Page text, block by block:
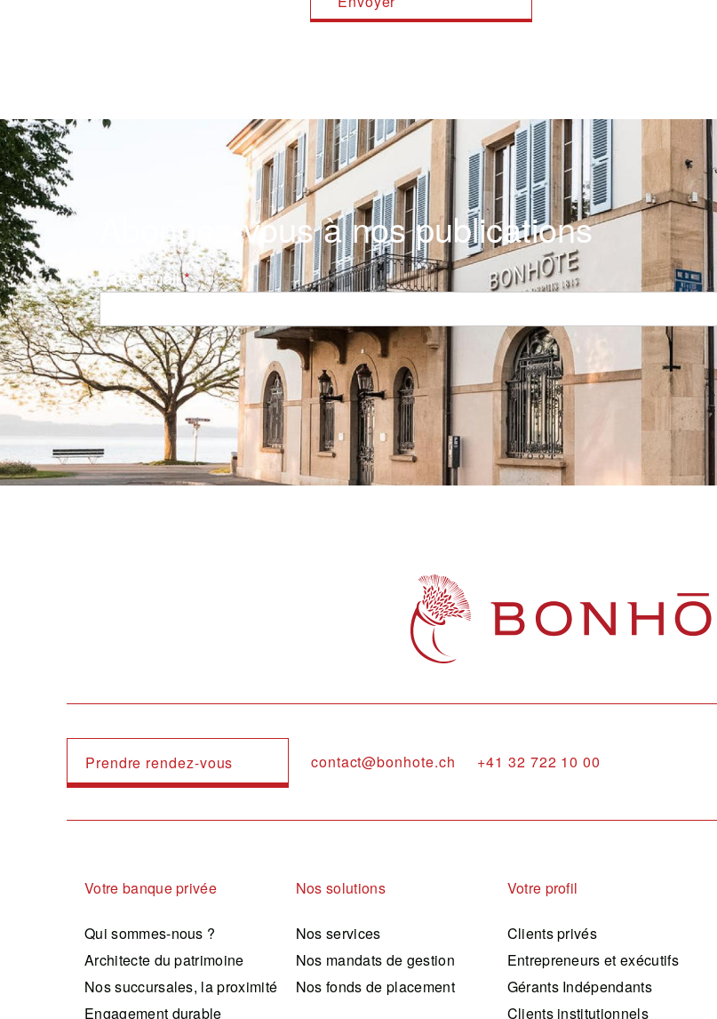
Abonnez-vous à nos publications
Votre email
Prendre rendez-vous contact@bonhote.ch +41 32 722 10 00
Navigation principale
Votre banque privée
Qui sommes-nous ?
Architecte du patrimoine
Nos succursales, la proximité
Engagement durable
Nos solutions
Nos services
Nos mandats de gestion
Nos fonds de placement
Votre profil
Clients privés
Entrepreneurs et exécutifs
Gérants Indépendants
Clients institutionnels